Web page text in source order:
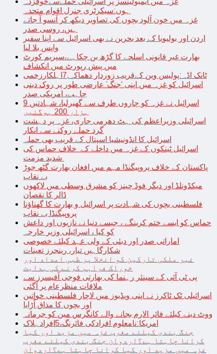
ہوں:سیکرٹری جنرل اقوام متحدہ
غزہ میں خون آلود بچوں کی تصاویر دیکھ کر آنسو آ جاتے
ہیں، روسی صدر
اردن اور بولیویا کے بعد بحرین نے بھی اسرائیل سے اپنا سفیر
واپس بلا لیا
بھارت غیر قانونی اسلحے کا گڑھ بن چکاہے،سپریم کورٹ
میں پیش رپورٹ میں انکشاف
ٹانک اڈہ:پولیس وین کےقریب زوردار دھماکہ,7اہلکارزخمی
اسرائیل کو غزہ میں اپنی ‘جنگ’ عارضی طور پر روک دینی
چاہیے، امریکی صدر
اسرائیل نے غزہ کو چاروں طرف سے گھیرلیا، شہادتیں 9
ہزار 200 ہوگئیں
اسرائیلی وزیراعظم کی ہٹ دھرمی جاری، غزہ پر دہشت
گرد حملے روکنے سے انکار
اسرائیل کا انڈونیشیا اسپتال کے قریب بھی حملہ
اسرائیل ٹینکوں کے غزہ میں داخلے کے خلاف حماس کی
پاکستان کے خلاف پروپیگنڈا مہم میں افغان بھارت گٹھ جوڑ
بے نقاب
میکڈونلڈ اور دیگر فوڈ چینز کو مشرق وسطی میں لاکھوں
ڈالر کا نقصان
فلسطینی بچوں کی شہادت پر اسرائیل و بھارت کا گھناؤنا
پروپیگنڈا بے نقاب
حماس کو ایسے ختم کرینگے ، جیسے دنیا نے نازیوں اور داعش
کو کیا ، اسرائیلی وزیر خارجہ
اماراتی صدر اور دبئی کے ولی عہد کیلئے خصوصی
شکارگاہیں تیار، رینجرز تعینات
غیر ملکی تارکین کو انخلا پر طبی امداد اور
خوراک فراہم کرنے کی ہدایت
پی ٹی آئی کے سینئر رہنما کی بھارتی فوجی آفیسرز سے
ملاقات منظرعام پر آگئی
اسرائیلی ٹک ٹاکرز نے اپنی ویڈیوز میں لاچار فلسطینی خواتین
اور بچوں کا مذاق اُڑایا
ووٹ دینے کیلئے فائر الارم بجانے والے کانگرس مین کو جرمانہ
امریکا:نامعلوم افرادکی فائرنگ،5افرادہلاک
جنگ بندی کیلئے مغرب غزہ میں مزید اور کیا
کرانا چاہتا ہے؟اردوان جنگ بندی کیلئے مغرب
غزہ میں مزید اور کیا کرانا چاہتا ہے؟اردوان